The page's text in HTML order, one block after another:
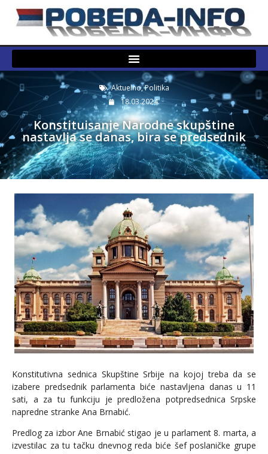
Aktuelno,Politika
18.03.2024.
Konstituisanje Narodne skupštine
nastavlja se danas, bira se predsednik
Konstitutivna sednica Skupštine Srbije na kojoj treba da se
izabere predsednik parlamenta biće nastavljena danas u 11
sati, a za tu funkciju je predložena potpredsednica Srpske
napredne stranke Ana Brnabić.
Predlog za izbor Ane Brnabić stigao je u parlament 8. marta, a
izvestilac za tu tačku dnevnog reda biće šef poslaničke grupe